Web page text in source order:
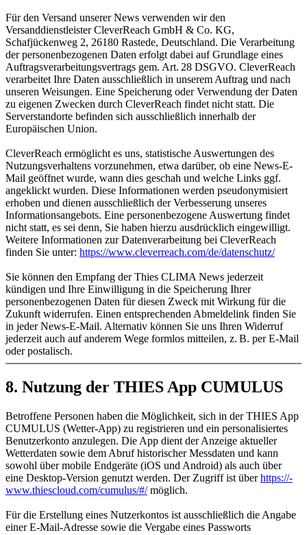
Für den Versand unserer News verwenden wir den
Versanddienstleister CleverReach GmbH & Co. KG,
Schafjückenweg 2, 26180 Rastede, Deutschland. Die Verarbeitung
der personenbezogenen Daten erfolgt dabei auf Grundlage eines
Auftragsverarbeitungsvertrags gem. Art. 28 DSGVO. CleverReach
verarbeitet Ihre Daten ausschließlich in unserem Auftrag und nach
unseren Weisungen. Eine Speicherung oder Verwendung der Daten
zu eigenen Zwecken durch CleverReach findet nicht statt. Die
Serverstandorte befinden sich ausschließlich innerhalb der
Europäischen Union.
CleverReach ermöglicht es uns, statistische Auswertungen des
Nutzungsverhaltens vorzunehmen, etwa darüber, ob eine News-E-
Mail geöffnet wurde, wann dies geschah und welche Links ggf.
angeklickt wurden. Diese Informationen werden pseudonymisiert
erhoben und dienen ausschließlich der Verbesserung unseres
Informationsangebots. Eine personenbezogene Auswertung findet
nicht statt, es sei denn, Sie haben hierzu ausdrücklich eingewilligt.
Weitere Informationen zur Datenverarbeitung bei CleverReach
finden Sie unter: https:/​­/​­www.cleverreach.com/​­de/​­datenschutz/​­
Sie können den Empfang der Thies CLIMA News jederzeit
kündigen und Ihre Einwilligung in die Speicherung Ihrer
personenbezogenen Daten für diesen Zweck mit Wirkung für die
Zukunft widerrufen. Einen entsprechenden Abmeldelink finden Sie
in jeder News-E-Mail. Alternativ können Sie uns Ihren Widerruf
jederzeit auch auf anderem Wege formlos mitteilen, z. B. per E-Mail
oder postalisch.
8. Nutzung der THIES App CUMULUS
Betroffene Personen haben die Möglichkeit, sich in der THIES App
CUMULUS (Wetter-App) zu registrieren und ein personalisiertes
Benutzerkonto anzulegen. Die App dient der Anzeige aktueller
Wetterdaten sowie dem Abruf historischer Messdaten und kann
sowohl über mobile Endgeräte (iOS und Android) als auch über
eine Desktop-Version genutzt werden. Der Zugriff ist überhttps:/​­/​­
www.thiescloud.com/​­cumulus/​­#/​­möglich.
Für die Erstellung eines Nutzerkontos ist ausschließlich die Angabe
einer E-Mail-Adresse sowie die Vergabe eines Passworts